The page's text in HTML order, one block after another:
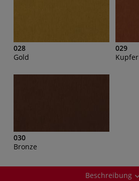
028
Gold
029
Kupfer
030
Bronze
Beschreibung